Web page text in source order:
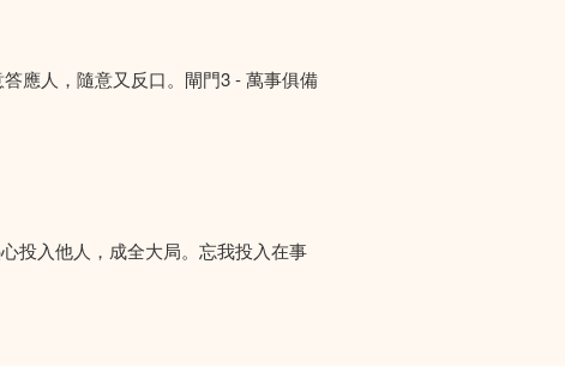
應人，隨意又反口。閘門3 - 萬事俱備
投入他人，成全大局。忘我投入在事